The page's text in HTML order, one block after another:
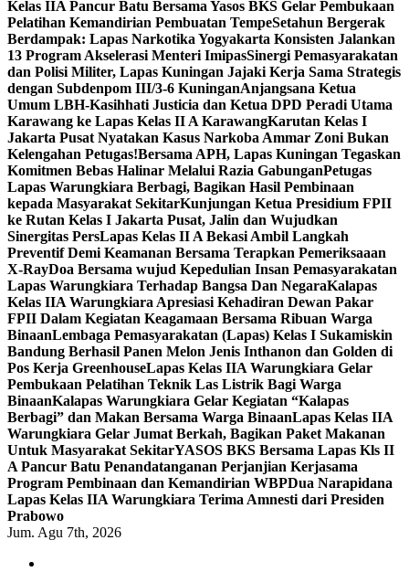
Kelas IIA Pancur Batu Bersama Yasos BKS Gelar Pembukaan
Pelatihan Kemandirian Pembuatan TempeSetahun Bergerak
Berdampak: Lapas Narkotika Yogyakarta Konsisten Jalankan
13 Program Akselerasi Menteri ImipasSinergi Pemasyarakatan
dan Polisi Militer, Lapas Kuningan Jajaki Kerja Sama Strategis
dengan Subdenpom III/3-6 KuninganAnjangsana Ketua
Umum LBH-Kasihhati Justicia dan Ketua DPD Peradi Utama
Karawang ke Lapas Kelas II A KarawangKarutan Kelas I
Jakarta Pusat Nyatakan Kasus Narkoba Ammar Zoni Bukan
Kelengahan Petugas!Bersama APH, Lapas Kuningan Tegaskan
Komitmen Bebas Halinar Melalui Razia GabunganPetugas
Lapas Warungkiara Berbagi, Bagikan Hasil Pembinaan
kepada Masyarakat SekitarKunjungan Ketua Presidium FPII
ke Rutan Kelas I Jakarta Pusat, Jalin dan Wujudkan
Sinergitas PersLapas Kelas II A Bekasi Ambil Langkah
Preventif Demi Keamanan Bersama Terapkan Pemeriksaaan
X-RayDoa Bersama wujud Kepedulian Insan Pemasyarakatan
Lapas Warungkiara Terhadap Bangsa Dan NegaraKalapas
Kelas IIA Warungkiara Apresiasi Kehadiran Dewan Pakar
FPII Dalam Kegiatan Keagamaan Bersama Ribuan Warga
BinaanLembaga Pemasyarakatan (Lapas) Kelas I Sukamiskin
Bandung Berhasil Panen Melon Jenis Inthanon dan Golden di
Pos Kerja GreenhouseLapas Kelas IIA Warungkiara Gelar
Pembukaan Pelatihan Teknik Las Listrik Bagi Warga
BinaanKalapas Warungkiara Gelar Kegiatan “Kalapas
Berbagi” dan Makan Bersama Warga BinaanLapas Kelas IIA
Warungkiara Gelar Jumat Berkah, Bagikan Paket Makanan
Untuk Masyarakat SekitarYASOS BKS Bersama Lapas Kls II
A Pancur Batu Penandatanganan Perjanjian Kerjasama
Program Pembinaan dan Kemandirian WBPDua Narapidana
Lapas Kelas IIA Warungkiara Terima Amnesti dari Presiden
Prabowo
Jum. Agu 7th, 2026